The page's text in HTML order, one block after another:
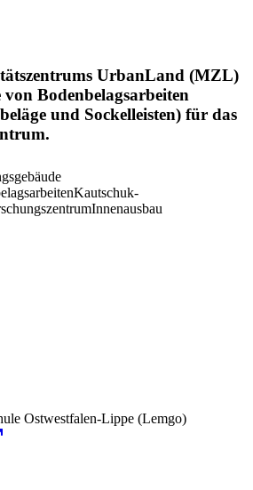
UrbanLand (MZL)
Bodenbelagsarbeiten
und Sockelleisten) für das
Kautschuk-
Innenausbau
Ostwestfalen-Lippe (Lemgo)